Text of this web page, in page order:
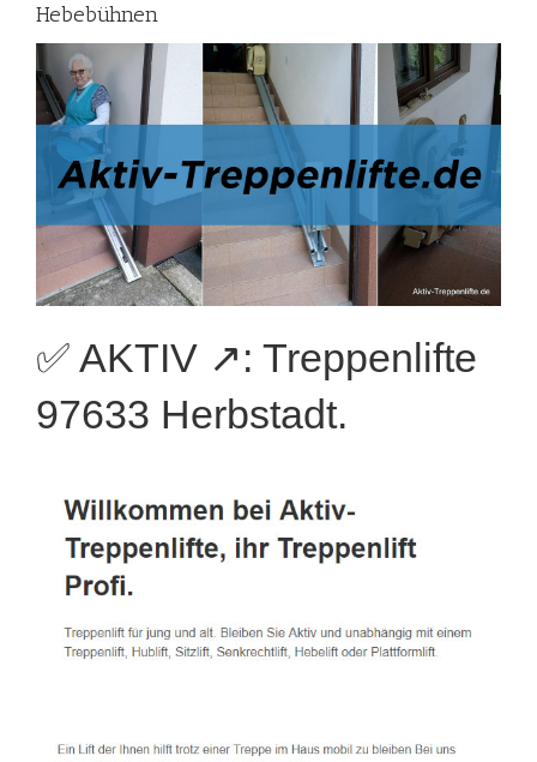
Hebebühnen
✅ AKTIV ↗️: Treppenlifte
97633 Herbstadt.